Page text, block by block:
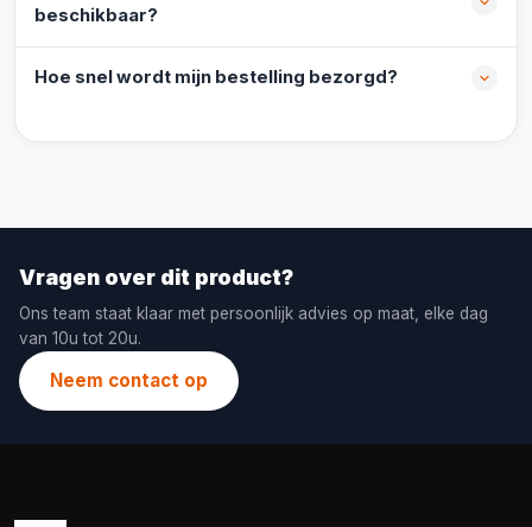
beschikbaar?
Hoe snel wordt mijn bestelling bezorgd?
Vragen over dit product?
Ons team staat klaar met persoonlijk advies op maat, elke dag
van 10u tot 20u.
Neem contact op